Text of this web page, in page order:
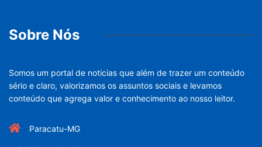
Sobre Nós
Somos um portal de noticias que além de trazer um conteúdo
sério e claro, valorizamos os assuntos sociais e levamos
conteúdo que agrega valor e conhecimento ao nosso leitor.
Paracatu-MG